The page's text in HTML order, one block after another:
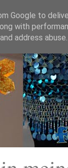
Google to
with
address abuse.